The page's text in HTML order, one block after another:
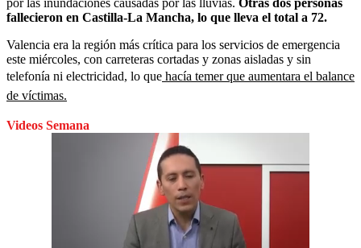
fallecieron en Castilla-La Mancha, lo que lleva el total a 72.
Valencia era la región más crítica para los servicios de emergencia
este miércoles, con carreteras cortadas y zonas aisladas y sin
telefonía ni electricidad, lo que hacía temer que aumentara el balance
de víctimas.
Videos Semana